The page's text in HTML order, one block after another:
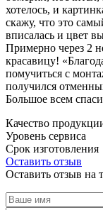
хотелось, и
скажу, что это
вписалась и цвет
Примерно через 2
красавицу!
помучиться с
получился
Большое всем
Качество
Уровень сервиса
Срок изготовления
Оставить отзыв
Оставить отзыв на